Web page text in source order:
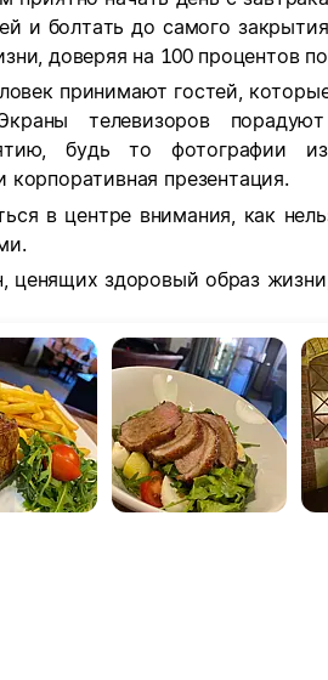
и болтать до самого
доверяя на 100 процентов
принимают гостей,
телевизоров
будь то фотографии
презентация.
в центре внимания, как
ценящих здоровый образ